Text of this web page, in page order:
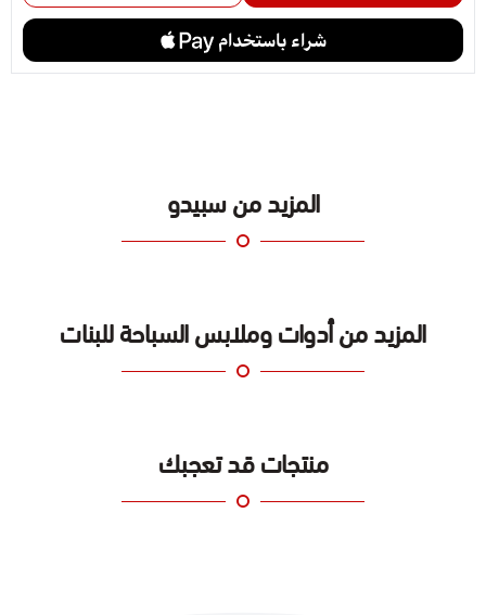
المزيد من سبيدو
المزيد من أدوات وملابس السباحة للبنات
منتجات قد تعجبك